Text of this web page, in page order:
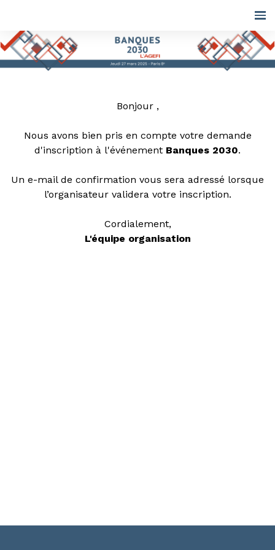
Bonjour ,
Nous avons bien pris en compte votre demande
d'inscription à l'événement Banques 2030.
Un e-mail de confirmation vous sera adressé lorsque
l’organisateur validera votre inscription.
Cordialement,
L'équipe organisation